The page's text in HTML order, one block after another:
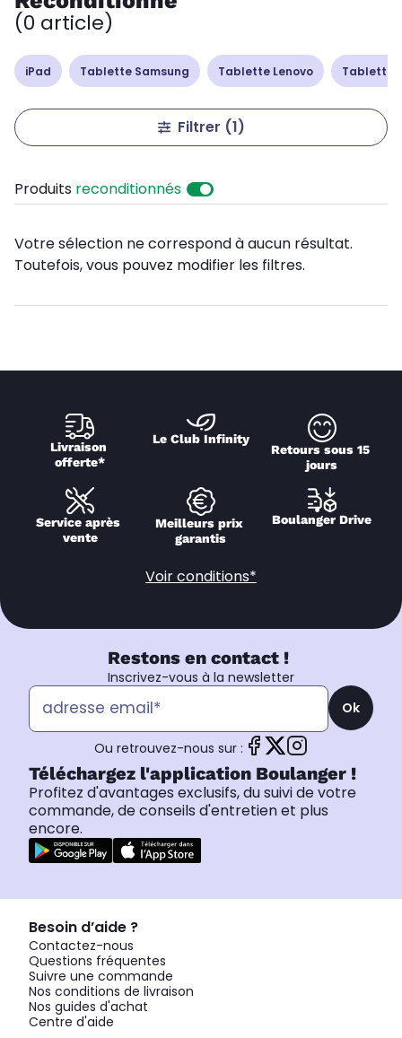
(0 article)
iPad Tablette Samsung Tablette Lenovo Tablette
Filtrer (1)
Produits reconditionnés
Votre sélection ne correspond à aucun résultat.
Toutefois, vous pouvez modifier les filtres.
Livraison
offerte*
Le Club Infinity
Retours sous 15
jours
Service après
vente
Meilleurs prix
garantis
Boulanger Drive
Voir conditions*
Restons en contact !
Inscrivez-vous à la newsletter
Ok
Ou retrouvez-nous sur :
Téléchargez l'application Boulanger !
Profitez d'avantages exclusifs, du suivi de votre
commande, de conseils d'entretien et plus
encore.
Besoin d’aide ?
Contactez-nous
Questions fréquentes
Suivre une commande
Nos conditions de livraison
Nos guides d'achat
Centre d'aide